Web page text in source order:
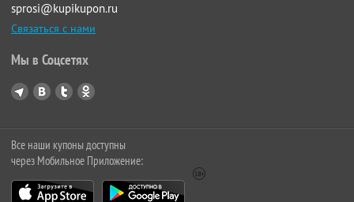
sprosi@kupikupon.ru
Связаться с нами
Мы в Соцсетях
Все наши купоны доступны
через Мобильное Приложение: